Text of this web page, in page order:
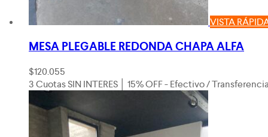
VISTA
MESA PLEGABLE REDONDA CHAPA ALFA
$120.055
3 Cuotas SIN INTERES │ 15% OFF - Efectivo /